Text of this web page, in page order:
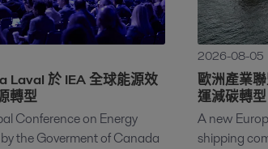
Laval 於 IEA 全球能源效
轉型
Conference on Energy
the Goverment of Canada
2026-08-05
歐洲產業
運減碳轉型
A new
shipping